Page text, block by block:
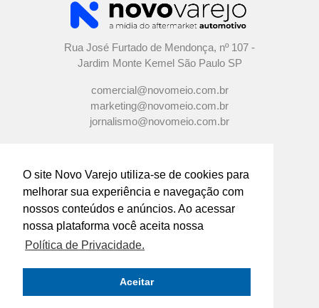
O site Novo Varejo utiliza-se de cookies para
melhorar sua experiência e navegação com
nossos conteúdos e anúncios. Ao acessar
nossa plataforma você aceita nossa
Política de Privacidade.
Aceitar
Rua José Furtado de Mendonça, nº 107 -
Jardim Monte Kemel São Paulo SP
comercial@novomeio.com.br
marketing@novomeio.com.br
jornalismo@novomeio.com.br
CONFIRA AS NOSSAS REDES
SOCIAIS
O principal canal de comunicação de grandes
indústrias e distribuidores com os
empresários e profissionais das lojas de
componentes automotivos em todo o Brasil.